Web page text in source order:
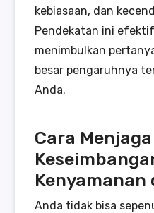
kebiasaan, dan
Pendekatan ini
menimbulkan
besar pengaruhnya
Anda.
Cara Menjaga
Kenyamanan
Anda tidak bisa